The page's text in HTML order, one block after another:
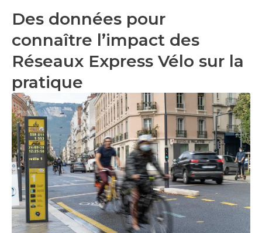
Des données pour
connaître l’impact des
Réseaux Express Vélo sur la
pratique